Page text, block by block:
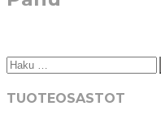
Haku:
TUOTEOSASTOT